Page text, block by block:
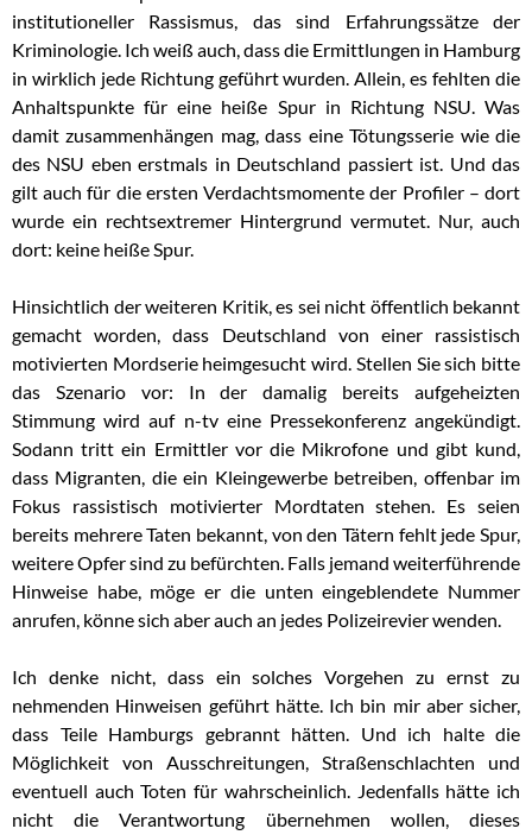
institutioneller Rassismus, das sind Erfahrungssätze der
Kriminologie. Ich weiß auch, dass die Ermittlungen in Hamburg
in wirklich jede Richtung geführt wurden. Allein, es fehlten die
Anhaltspunkte für eine heiße Spur in Richtung NSU. Was
damit zusammenhängen mag, dass eine Tötungsserie wie die
des NSU eben erstmals in Deutschland passiert ist. Und das
gilt auch für die ersten Verdachtsmomente der Profiler – dort
wurde ein rechtsextremer Hintergrund vermutet. Nur, auch
dort: keine heiße Spur.
Hinsichtlich der weiteren Kritik, es sei nicht öffentlich bekannt
gemacht worden, dass Deutschland von einer rassistisch
motivierten Mordserie heimgesucht wird. Stellen Sie sich bitte
das Szenario vor: In der damalig bereits aufgeheizten
Stimmung wird auf n-tv eine Pressekonferenz angekündigt.
Sodann tritt ein Ermittler vor die Mikrofone und gibt kund,
dass Migranten, die ein Kleingewerbe betreiben, offenbar im
Fokus rassistisch motivierter Mordtaten stehen. Es seien
bereits mehrere Taten bekannt, von den Tätern fehlt jede Spur,
weitere Opfer sind zu befürchten. Falls jemand weiterführende
Hinweise habe, möge er die unten eingeblendete Nummer
anrufen, könne sich aber auch an jedes Polizeirevier wenden.
Ich denke nicht, dass ein solches Vorgehen zu ernst zu
nehmenden Hinweisen geführt hätte. Ich bin mir aber sicher,
dass Teile Hamburgs gebrannt hätten. Und ich halte die
Möglichkeit von Ausschreitungen, Straßenschlachten und
eventuell auch Toten für wahrscheinlich. Jedenfalls hätte ich
nicht die Verantwortung übernehmen wollen, dieses